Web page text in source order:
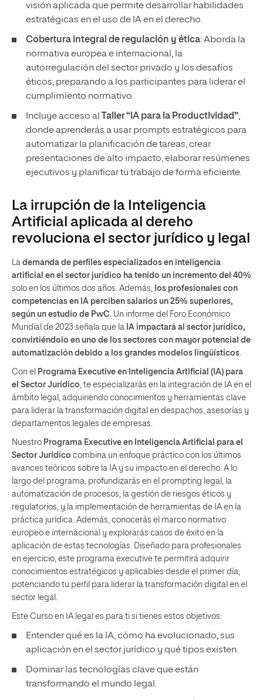
visión aplicada que permite desarrollar habilidades
estratégicas en el uso de IA en el derecho.
Cobertura integral de regulación y ética: Aborda la
normativa europea e internacional, la
autorregulación del sector privado y los desafíos
éticos, preparando a los participantes para liderar el
cumplimiento normativo.
Incluye acceso al Taller “IA para la Productividad”,
donde aprenderás a usar prompts estratégicos para
automatizar la planificación de tareas, crear
presentaciones de alto impacto, elaborar resúmenes
ejecutivos y planificar tu trabajo de forma eficiente.
La irrupción de la Inteligencia
Artificial aplicada al dereho
revoluciona el sector jurídico y legal
La demanda de perfiles especializados en inteligencia
artificial en el sector jurídico ha tenido un incremento del 40%
solo en los últimos dos años. Además, los profesionales con
competencias en IA perciben salarios un 25% superiores,
según un estudio de PwC. Un informe del Foro Económico
Mundial de 2023 señala que la IA impactará al sector jurídico,
convirtiéndolo en uno de los sectores con mayor potencial de
automatización debido a los grandes modelos lingüísticos.
Con el Programa Executive en Inteligencia Artificial (IA) para
el Sector Jurídico, te especializarás en la integración de IA en el
ámbito legal, adquiriendo conocimientos y herramientas clave
para liderar la transformación digital en despachos, asesorías y
departamentos legales de empresas.
Nuestro Programa Executive en Inteligencia Artificial para el
Sector Jurídico combina un enfoque práctico con los últimos
avances teóricos sobre la IA y su impacto en el derecho. A lo
largo del programa, profundizarás en el prompting legal, la
automatización de procesos, la gestión de riesgos éticos y
regulatorios, y la implementación de herramientas de IA en la
práctica jurídica. Además, conocerás el marco normativo
europeo e internacional y explorarás casos de éxito en la
aplicación de estas tecnologías. Diseñado para profesionales
en ejercicio, este programa executive te permitirá adquirir
conocimientos estratégicos y aplicables desde el primer día,
potenciando tu perfil para liderar la transformación digital en el
sector legal.
Este Curso en IA legal es para ti si tienes estos objetivos:
Entender qué es la IA, cómo ha evolucionado, sus
aplicación en el sector jurídico y qué tipos existen.
Dominar las tecnologías clave que están
transformando el mundo legal.